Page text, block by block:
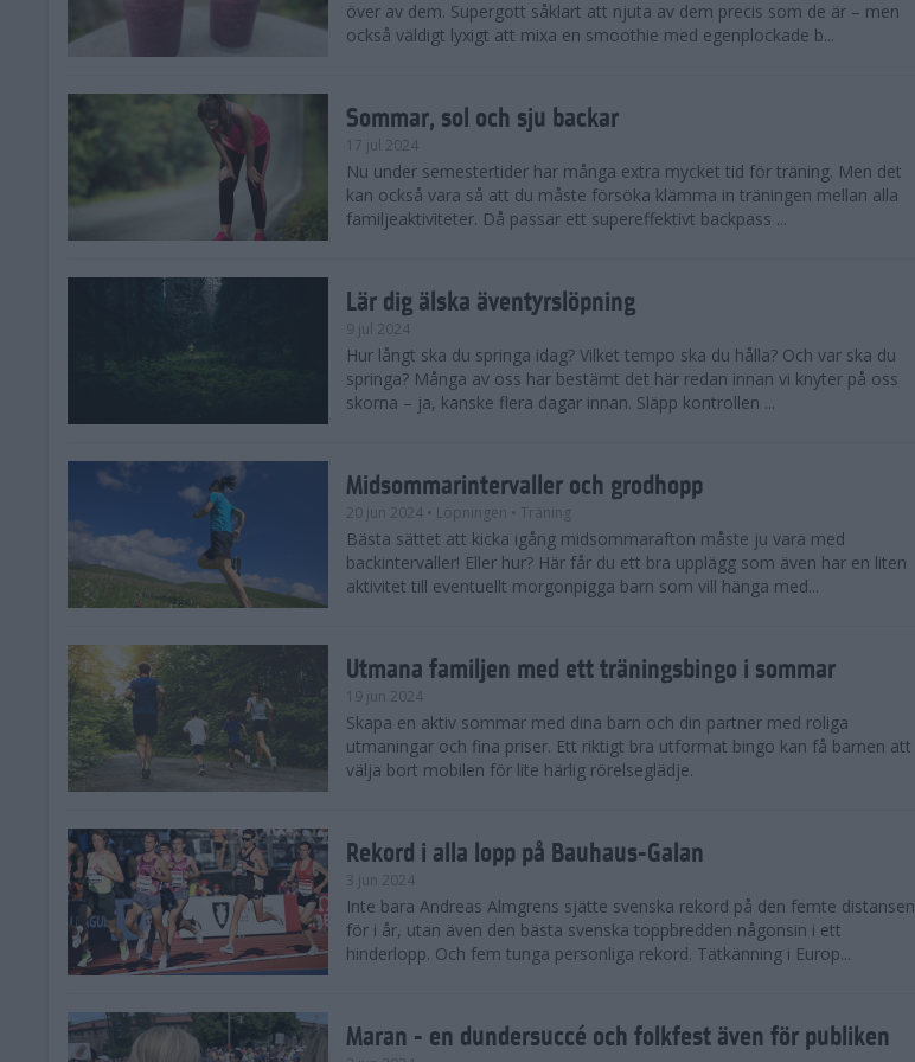
över av dem. Supergott såklart att njuta av dem precis som de är – men
också väldigt lyxigt att mixa en smoothie med egenplockade b...
Sommar, sol och sju backar
17 jul 2024
Nu under semestertider har många extra mycket tid för träning. Men det
kan också vara så att du måste försöka klämma in träningen mellan alla
familjeaktiviteter. Då passar ett supereffektivt backpass ...
Lär dig älska äventyrslöpning
9 jul 2024
Hur långt ska du springa idag? Vilket tempo ska du hålla? Och var ska du
springa? Många av oss har bestämt det här redan innan vi knyter på oss
skorna – ja, kanske flera dagar innan. Släpp kontrollen ...
Midsommarintervaller och grodhopp
20 jun 2024 • Löpningen • Träning
Bästa sättet att kicka igång midsommarafton måste ju vara med
backintervaller! Eller hur? Här får du ett bra upplägg som även har en liten
aktivitet till eventuellt morgonpigga barn som vill hänga med...
Utmana familjen med ett träningsbingo i sommar
19 jun 2024
Skapa en aktiv sommar med dina barn och din partner med roliga
utmaningar och fina priser. Ett riktigt bra utformat bingo kan få barnen att
välja bort mobilen för lite härlig rörelseglädje.
Rekord i alla lopp på Bauhaus-Galan
3 jun 2024
Inte bara Andreas Almgrens sjätte svenska rekord på den femte distansen
för i år, utan även den bästa svenska toppbredden någonsin i ett
hinderlopp. Och fem tunga personliga rekord. Tätkänning i Europ...
Maran - en dundersuccé och folkfest även för publiken